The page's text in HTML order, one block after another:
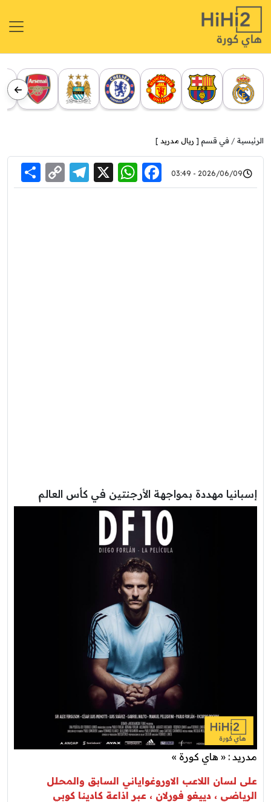
الرئيسية في قسم [ ريال مدريد ]
2026/06/09 - 03:49
Facebook
WhatsApp
X
Link
إسبانيا مهددة بمواجهة الأرجنتين في كأس العالم
مدريد : « هاي كورة »
على لسان اللاعب الاوروغواياني السابق والمحلل
الرياضي ، دييغو فورلان ، عبر اذاعة كادينا كوبي